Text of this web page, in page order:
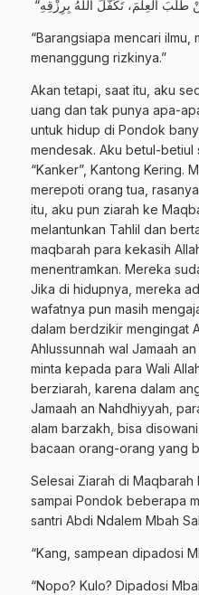
“Barangsiapa mencari ilmu,
menanggung rizkinya.”
Akan tetapi, saat itu, aku
uang dan tak punya apa-
untuk hidup di Pondok
mendesak. Aku betul-
“Kanker”, Kantong Kering.
merepoti orang tua,
itu, aku pun ziarah ke
melantunkan Tahlil dan
maqbarah para kekasih
menentramkan. Mereka
Jika di hidupnya, mereka
wafatnya pun masih
dalam berdzikir mengingat
Ahlussunnah wal Jamaah
minta kepada para Wali
berziarah, karena dalam
Jamaah an Nahdhiyyah,
alam barzakh, bisa
bacaan orang-orang yang
Selesai Ziarah di Maqbarah
sampai Pondok beberapa
santri Abdi Ndalem Mbah
“Kang, sampean dipadosi
“Nopo? Kulo? Dipadosi